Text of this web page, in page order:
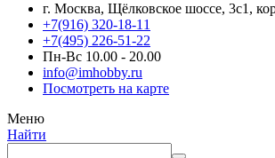
г. Москва, Щёлковское шоссе, 3с1,
+7(916) 320-18-11
+7(495) 226-51-22
Пн-Вс 10.00 - 20.00
info@imhobby.ru
Посмотреть на карте
Меню
Найти